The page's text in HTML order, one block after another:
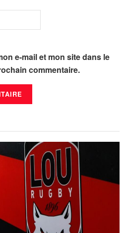
e-mail et mon site dans le
commentaire.